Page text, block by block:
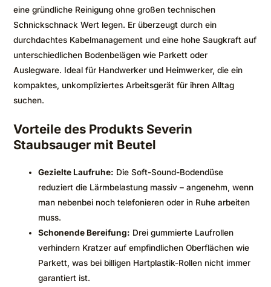
eine gründliche Reinigung ohne großen technischen
Schnickschnack Wert legen. Er überzeugt durch ein
durchdachtes Kabelmanagement und eine hohe Saugkraft auf
unterschiedlichen Bodenbelägen wie Parkett oder
Auslegware. Ideal für Handwerker und Heimwerker, die ein
kompaktes, unkompliziertes Arbeitsgerät für ihren Alltag
suchen.
Vorteile des Produkts Severin
Staubsauger mit Beutel
Gezielte Laufruhe: Die Soft-Sound-Bodendüse
reduziert die Lärmbelastung massiv – angenehm, wenn
man nebenbei noch telefonieren oder in Ruhe arbeiten
muss.
Schonende Bereifung: Drei gummierte Laufrollen
verhindern Kratzer auf empfindlichen Oberflächen wie
Parkett, was bei billigen Hartplastik-Rollen nicht immer
garantiert ist.